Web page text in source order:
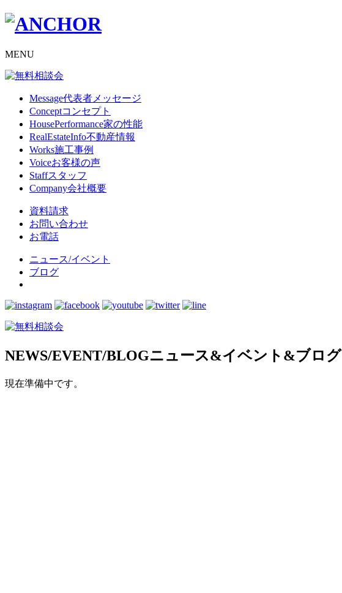
MENU
Message代表者メッセージ
Conceptコンセプト
HousePerformance家の性能
RealEstateInfo不動産情報
Works施工事例
Voiceお客様の声
Staffスタッフ
Company会社概要
資料請求
お問い合わせ
お電話
ニュース/イベント
ブログ
NEWS/EVENT/BLOGニュース&イベント&ブログ
現在準備中です。